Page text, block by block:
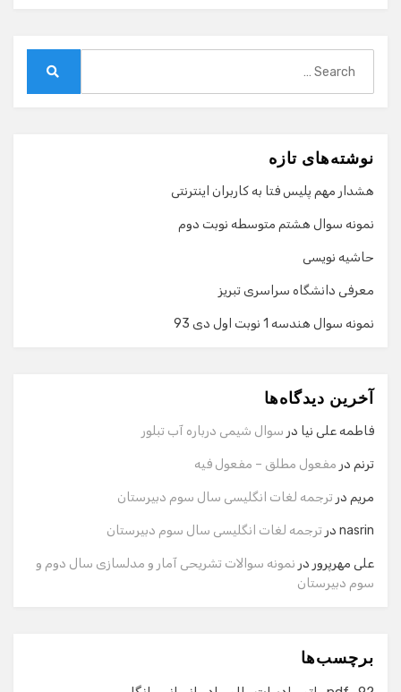
نوشته‌های تازه
هشدار مهم پلیس فتا به کاربران اینترنتی
نمونه سوال هشتم متوسطه نوبت دوم
حاشیه نویسی
معرفی دانشگاه سراسری تبریز
نمونه سوال هندسه 1 نوبت اول دی 93
آخرین دیدگاه‌ها
فاطمه علی نیا در سوال شیمی درباره آب تبلور
ترنم در مفعول مطلق – مفعول فیه
مریم در ترجمه لغات انگلیسی سال سوم دبیرستان
nasrin در ترجمه لغات انگلیسی سال سوم دبیرستان
علی مهرپرور در نمونه سوالات تشریحی آمار و مدلسازی سال دوم و
سوم دبیرستان
برچسب‌ها
گفت‌وگو با دستیار هوشمند
سلام! برای شروع گفت‌وگو لطفاً شماره تماس یا ایمیل خود را
وارد کنید.
ایمیل